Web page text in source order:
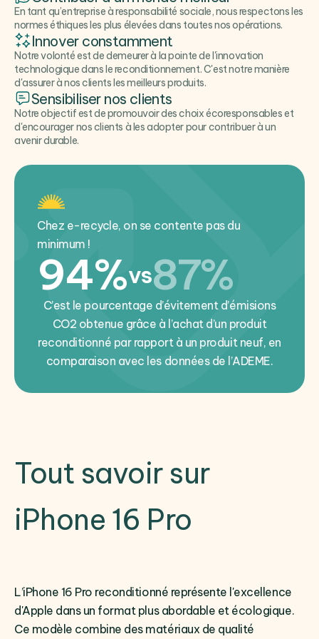
En tant qu’entreprise à responsabilité sociale, nous respectons les
normes éthiques les plus élevées dans toutes nos opérations.
Innover constamment
Notre volonté est de demeurer à la pointe de l'innovation
technologique dans le reconditionnement. C'est notre manière
d'assurer à nos clients les meilleurs produits.
Sensibiliser nos clients
Notre objectif est de promouvoir des choix écoresponsables et
d'encourager nos clients à les adopter pour contribuer à un
avenir durable.
Chez e-recycle, on se contente pas du
minimum !
94%vs87%
C’est le pourcentage d’évitement d’émisions
CO2 obtenue grâce à l’achat d’un produit
reconditionné par rapport à un produit neuf, en
comparaison avec les données de l’ADEME.
Tout savoir sur
iPhone 16 Pro
L’iPhone 16 Pro reconditionné représente l'excellence
d'Apple dans un format plus abordable et écologique.
Ce modèle combine des matériaux de qualité